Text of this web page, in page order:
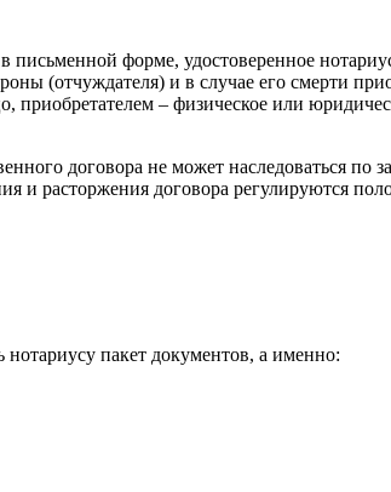
письменной форме, удостоверенное
(отчуждателя) и в случае его смерти
приобретателем – физическое или
договора не может наследоваться по
и расторжения договора регулируются
пакет документов, а именно: